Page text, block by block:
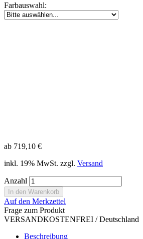
Farbauswahl:
ab 719,10 €
inkl. 19% MwSt. zzgl. Versand
Anzahl
Auf den Merkzettel
Frage zum Produkt
VERSANDKOSTENFREI / Deutschland
Beschreibung